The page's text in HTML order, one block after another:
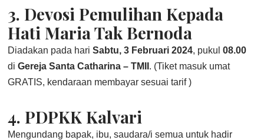
3. Devosi Pemulihan Kepada
Hati Maria Tak Bernoda
Diadakan pada hariSabtu, 3 Februari 2024, pukul08.00
diGereja Santa Catharina – TMII . (Tiket masuk umat
GRATIS, kendaraan membayar sesuai tarif )
4. PDPKK Kalvari
Mengundang bapak, ibu, saudara/i semua untuk hadir